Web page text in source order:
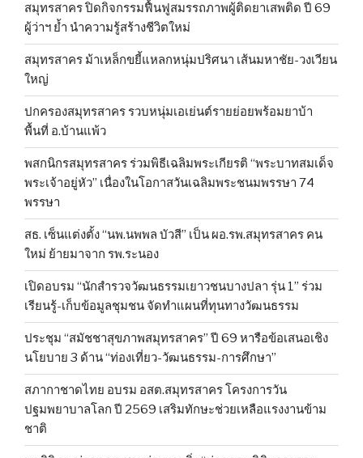
สมุทรสาคร ปิดกิจกรรมฟื้นฟูสมรรถภาพผู้ติดยาเสพติด ปี 69
ผู้ว่าฯ ย้ำ นำความรู้สร้างชีวิตใหม่
สมุทรสาคร ม้าเหล็กขยี้แหลกหนุ่มปริศนา เส้นมหาชัย-วงเวียน
ใหญ่
ปกครองสมุทรสาคร รวบหนุ่มเอเย่นต์รายย่อยพร้อมยาบ้า
พื้นที่ อ.บ้านแพ้ว
พสกนิกรสมุทรสาคร ร่วมพิธีเฉลิมพระเกียรติ “พระบาทสมเด็จ
พระเจ้าอยู่หัว” เนื่องในโอกาสวันเฉลิมพระชนมพรรษา 74
พรรษา
สธ. เซ็นแต่งตั้ง “นพ.นพพล บัวสี” เป็น ผอ.รพ.สมุทรสาคร คน
ใหม่ ย้ายมาจาก รพ.ระนอง
เปิดอบรม “นักสำรวจวัฒนธรรมเยาวชนบางปลา รุ่น 1” ร่วม
เรียนรู้-เก็บข้อมูลชุมชน จัดทำแผนที่ทุนทางวัฒนธรรม
ประชุม “สมัชชาสุขภาพสมุทรสาคร” ปี 69 หารือข้อเสนอเชิง
นโยบาย 3 ด้าน “ท่องเที่ยว-วัฒนธรรม-การศึกษา”
สภากาชาดไทย อบรม อสต.สมุทรสาคร โครงการวัน
ปฐมพยาบาลโลก ปี 2569 เสริมทักษะช่วยเหลือแรงงานข้าม
ชาติ